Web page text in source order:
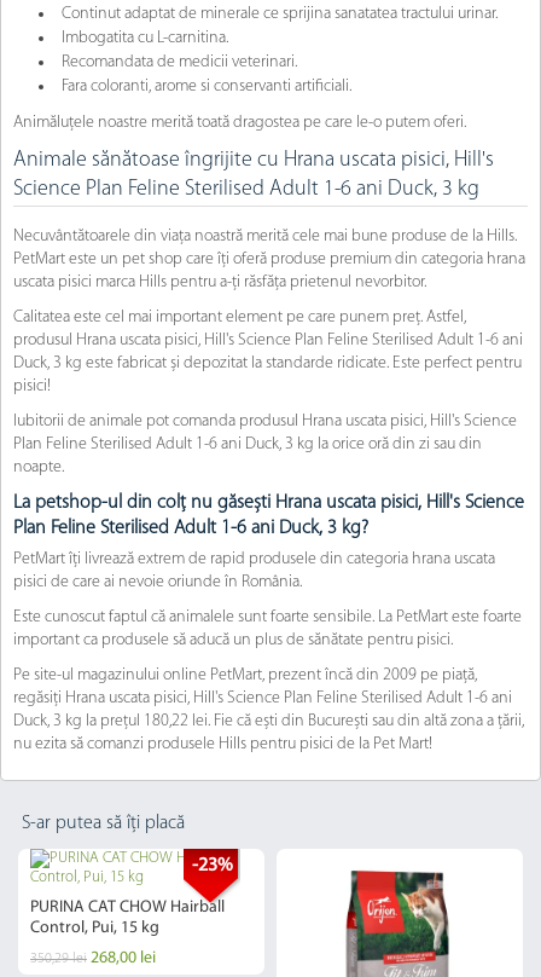
Continut adaptat de minerale ce sprijina sanatatea tractului urinar.
Imbogatita cu L-carnitina.
Recomandata de medicii veterinari.
Fara coloranti, arome si conservanti artificiali.
Animăluțele noastre merită toată dragostea pe care le-o putem oferi.
Animale sănătoase îngrijite cu Hrana uscata pisici, Hill's
Science Plan Feline Sterilised Adult 1-6 ani Duck, 3 kg
Necuvântătoarele din viața noastră merită cele mai bune produse de la Hills.
PetMart este un pet shop care îți oferă produse premium din categoria hrana
uscata pisici marca Hills pentru a-ți răsfăța prietenul nevorbitor.
Calitatea este cel mai important element pe care punem preț. Astfel,
produsul Hrana uscata pisici, Hill's Science Plan Feline Sterilised Adult 1-6 ani
Duck, 3 kg este fabricat și depozitat la standarde ridicate. Este perfect pentru
pisici!
Iubitorii de animale pot comanda produsul Hrana uscata pisici, Hill's Science
Plan Feline Sterilised Adult 1-6 ani Duck, 3 kg la orice oră din zi sau din
noapte.
La petshop-ul din colț nu găsești Hrana uscata pisici, Hill's Science
Plan Feline Sterilised Adult 1-6 ani Duck, 3 kg?
PetMart îți livrează extrem de rapid produsele din categoria hrana uscata
pisici de care ai nevoie oriunde în România.
Este cunoscut faptul că animalele sunt foarte sensibile. La PetMart este foarte
important ca produsele să aducă un plus de sănătate pentru pisici.
Pe site-ul magazinului online PetMart, prezent încă din 2009 pe piață,
regăsiți Hrana uscata pisici, Hill's Science Plan Feline Sterilised Adult 1-6 ani
Duck, 3 kg la prețul 180,22 lei. Fie că ești din București sau din altă zona a țării,
nu ezita să comanzi produsele Hills pentru pisici de la Pet Mart!
S-ar putea să îți placă
-23%
PURINA CAT CHOW Hairball
Control, Pui, 15 kg
350,29 lei 268,00 lei